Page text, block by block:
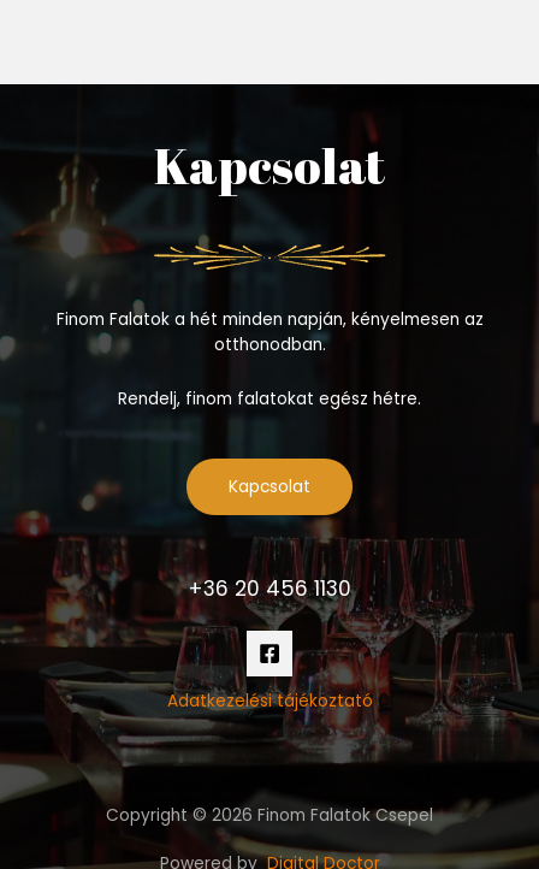
Kapcsolat
Finom Falatok a hét minden napján, kényelmesen az
otthonodban.
Rendelj, finom falatokat egész hétre.
Kapcsolat
+36 20 456 1130
Adatkezelési tájékoztató
Copyright © 2026 Finom Falatok Csepel
Powered byDigital Doctor